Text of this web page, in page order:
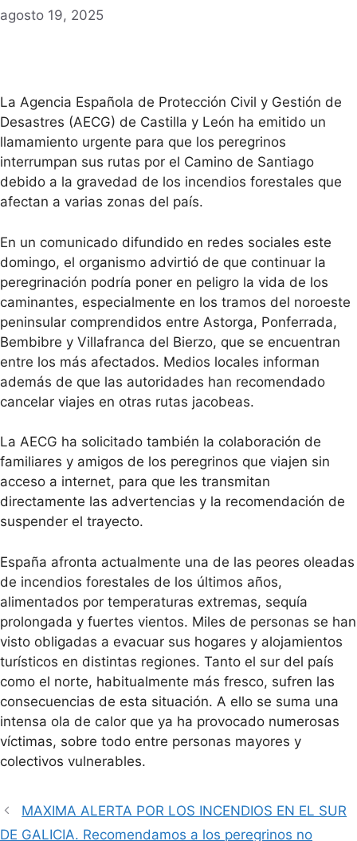
agosto 19, 2025
La Agencia Española de Protección Civil y Gestión de
Desastres (AECG) de Castilla y León ha emitido un
llamamiento urgente para que los peregrinos
interrumpan sus rutas por el Camino de Santiago
debido a la gravedad de los incendios forestales que
afectan a varias zonas del país.
En un comunicado difundido en redes sociales este
domingo, el organismo advirtió de que continuar la
peregrinación podría poner en peligro la vida de los
caminantes, especialmente en los tramos del noroeste
peninsular comprendidos entre Astorga, Ponferrada,
Bembibre y Villafranca del Bierzo, que se encuentran
entre los más afectados. Medios locales informan
además de que las autoridades han recomendado
cancelar viajes en otras rutas jacobeas.
La AECG ha solicitado también la colaboración de
familiares y amigos de los peregrinos que viajen sin
acceso a internet, para que les transmitan
directamente las advertencias y la recomendación de
suspender el trayecto.
España afronta actualmente una de las peores oleadas
de incendios forestales de los últimos años,
alimentados por temperaturas extremas, sequía
prolongada y fuertes vientos. Miles de personas se han
visto obligadas a evacuar sus hogares y alojamientos
turísticos en distintas regiones. Tanto el sur del país
como el norte, habitualmente más fresco, sufren las
consecuencias de esta situación. A ello se suma una
intensa ola de calor que ya ha provocado numerosas
víctimas, sobre todo entre personas mayores y
colectivos vulnerables.
MAXIMA ALERTA POR LOS INCENDIOS EN EL SUR
DE GALICIA. Recomendamos a los peregrinos no